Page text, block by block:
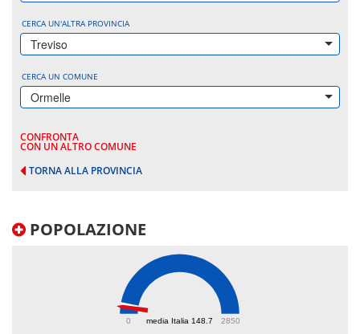
CERCA UN'ALTRA PROVINCIA
Treviso
CERCA UN COMUNE
Ormelle
CONFRONTA
CON UN ALTRO COMUNE
TORNA ALLA PROVINCIA
POPOLAZIONE
media Italia 148.7
0 2850